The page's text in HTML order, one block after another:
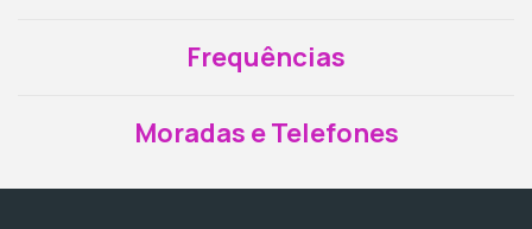
Frequências
Moradas e Telefones